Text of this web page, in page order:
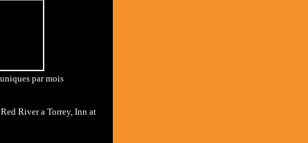
par mois
River a Torrey, Inn at